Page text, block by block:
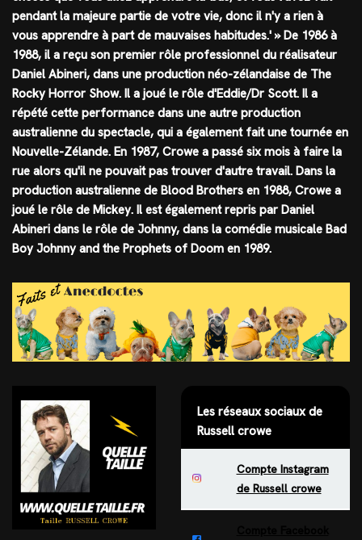
pendant la majeure partie de votre vie, donc il n'y a rien à
vous apprendre à part de mauvaises habitudes.' » De 1986 à
1988, il a reçu son premier rôle professionnel du réalisateur
Daniel Abineri, dans une production néo-zélandaise de The
Rocky Horror Show. Il a joué le rôle d'Eddie/Dr Scott. Il a
répété cette performance dans une autre production
australienne du spectacle, qui a également fait une tournée en
Nouvelle-Zélande. En 1987, Crowe a passé six mois à faire la
rue alors qu'il ne pouvait pas trouver d'autre travail. Dans la
production australienne de Blood Brothers en 1988, Crowe a
joué le rôle de Mickey. Il est également repris par Daniel
Abineri dans le rôle de Johnny, dans la comédie musicale Bad
Boy Johnny and the Prophets of Doom en 1989.
Les réseaux sociaux de
Russell crowe
Compte Instagram
de Russell crowe